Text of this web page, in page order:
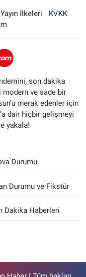
Yayın İlkeleri
KVKK
son dakika
ve sade bir
merak edenler için
dair hiçbir gelişmeyi
yakala!
Durumu
Durumu ve Fikstür
Dakika Haberleri